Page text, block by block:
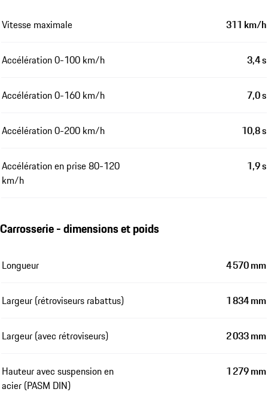
Vitesse maximale 311 km/h
Accélération 0-100 km/h 3,4 s
Accélération 0-160 km/h 7,0 s
Accélération 0-200 km/h 10,8 s
Accélération en prise 80-120
km/h
1,9 s
Carrosserie - dimensions et poids
Longueur 4 570 mm
Largeur (rétroviseurs rabattus) 1 834 mm
Largeur (avec rétroviseurs) 2 033 mm
Hauteur avec suspension en
acier (PASM DIN)
1 279 mm